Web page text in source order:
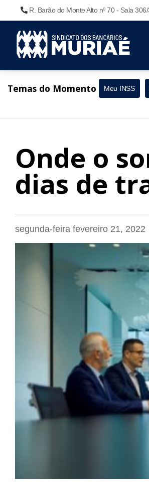
R. Barão do Monte Alto nº 70 - Sala
Temas do Momento Meu INSS
Onde o
dias de
segunda-feira fevereiro 21, 2022